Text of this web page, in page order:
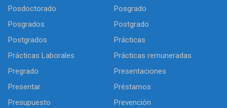
Posdoctorado
Posgrado
Posgrados
Postgrado
Postgrados
Prácticas
Prácticas Laborales
Prácticas remuneradas
Pregrado
Presentaciones
Presentar
Préstamos
Presupuesto
Prevención